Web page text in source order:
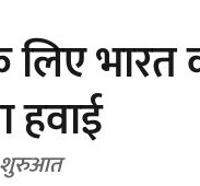
भारत
हवाई
शुरुआत